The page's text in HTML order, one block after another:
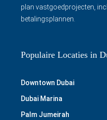
plan vastgoedprojecten,
betalingsplannen.
Populaire Locaties in
Downtown Dubai
Dubai Marina
Palm Jumeirah